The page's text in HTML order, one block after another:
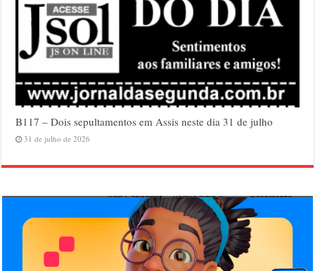
B117 – Dois sepultamentos em Assis neste dia 31 de julho
31 de julho de 2026